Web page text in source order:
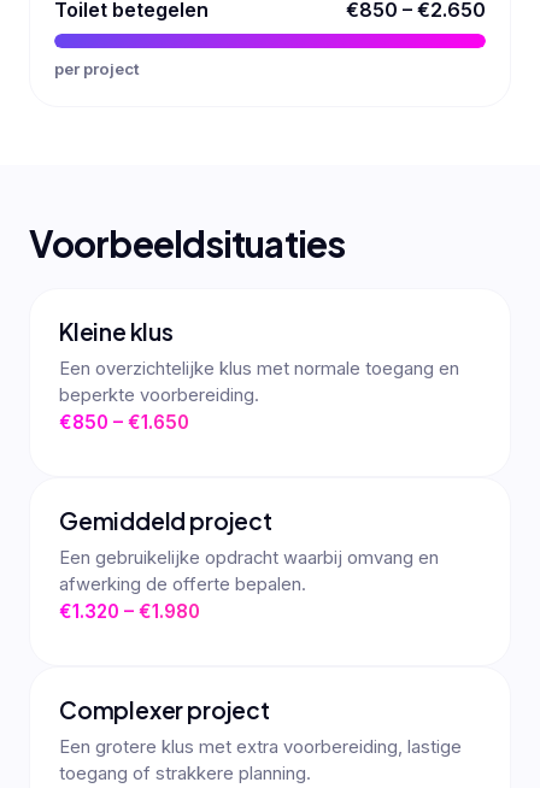
Toilet betegelen €850 – €2.650
per project
Voorbeeldsituaties
Kleine klus
Een overzichtelijke klus met normale toegang en
beperkte voorbereiding.
€850 – €1.650
Gemiddeld project
Een gebruikelijke opdracht waarbij omvang en
afwerking de offerte bepalen.
€1.320 – €1.980
Complexer project
Een grotere klus met extra voorbereiding, lastige
toegang of strakkere planning.